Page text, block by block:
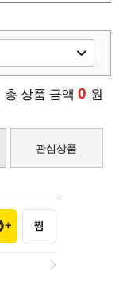
총 상품 금액 0 원
관심상품